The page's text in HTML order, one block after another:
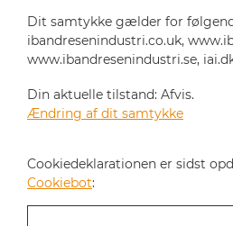
Dit samtykke gælder for
ibandresenindustri.co.uk,
www.ibandresenindustri.se,
Din aktuelle tilstand: Afvis.
Ændring af dit samtykke
Cookiedeklarationen er sidst
Cookiebot: